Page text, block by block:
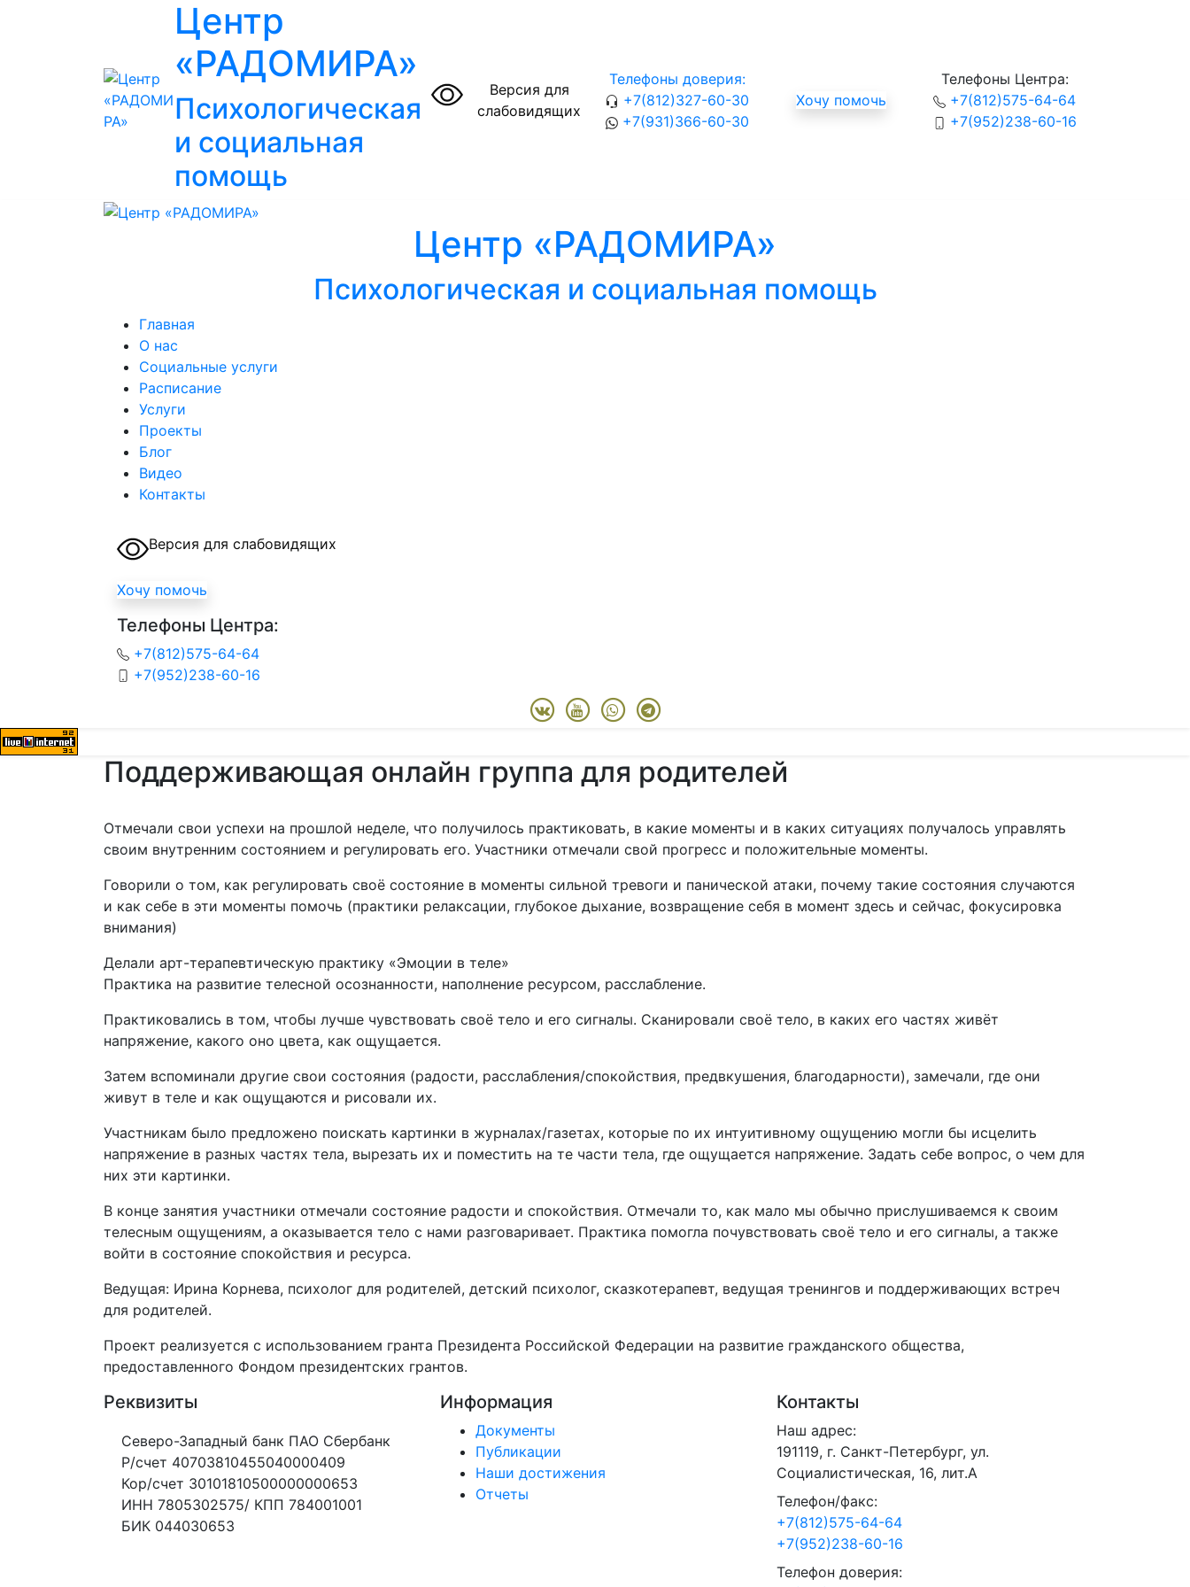
Центр
«РАДОМИРА»
Психологическая
и социальная
помощь
Версия для
слабовидящих
Телефоны доверия:
+7(812)327-60-30
+7(931)366-60-30
Хочу помочь
Телефоны Центра:
+7(812)575-64-64
+7(952)238-60-16
Центр «РАДОМИРА»
Психологическая и социальная помощь
Главная
О нас
Социальные услуги
Расписание
Услуги
Проекты
Блог
Видео
Контакты
Версия для слабовидящих
Хочу помочь
Телефоны Центра:
+7(812)575-64-64
+7(952)238-60-16
Поддерживающая онлайн группа для родителей
Отмечали свои успехи на прошлой неделе, что получилось практиковать, в какие моменты и в каких ситуациях получалось управлять
своим внутренним состоянием и регулировать его. Участники отмечали свой прогресс и положительные моменты.
Говорили о том, как регулировать своё состояние в моменты сильной тревоги и панической атаки, почему такие состояния случаются
и как себе в эти моменты помочь (практики релаксации, глубокое дыхание, возвращение себя в момент здесь и сейчас, фокусировка
внимания)
Делали арт-терапевтическую практику «Эмоции в теле»
Практика на развитие телесной осознанности, наполнение ресурсом, расслабление.
Практиковались в том, чтобы лучше чувствовать своё тело и его сигналы. Сканировали своё тело, в каких его частях живёт
напряжение, какого оно цвета, как ощущается.
Затем вспоминали другие свои состояния (радости, расслабления/спокойствия, предвкушения, благодарности), замечали, где они
живут в теле и как ощущаются и рисовали их.
Участникам было предложено поискать картинки в журналах/газетах, которые по их интуитивному ощущению могли бы исцелить
напряжение в разных частях тела, вырезать их и поместить на те части тела, где ощущается напряжение. Задать себе вопрос, о чем для
них эти картинки.
В конце занятия участники отмечали состояние радости и спокойствия. Отмечали то, как мало мы обычно прислушиваемся к своим
телесным ощущениям, а оказывается тело с нами разговаривает. Практика помогла почувствовать своё тело и его сигналы, а также
войти в состояние спокойствия и ресурса.
Ведущая: Ирина Корнева, психолог для родителей, детский психолог, сказкотерапевт, ведущая тренингов и поддерживающих встреч
для родителей.
Проект реализуется с использованием гранта Президента Российской Федерации на развитие гражданского общества,
предоставленного Фондом президентских грантов.
Реквизиты
Северо-Западный банк ПАО Сбербанк
Р/счет 40703810455040000409
Кор/счет 30101810500000000653
ИНН 7805302575/ КПП 784001001
БИК 044030653
Информация
Документы
Публикации
Наши достижения
Отчеты
Контакты
Наш адрес:
191119, г. Санкт-Петербург, ул.
Социалистическая, 16, лит.А
Телефон/факс:
+7(812)575-64-64
+7(952)238-60-16
Телефон доверия: